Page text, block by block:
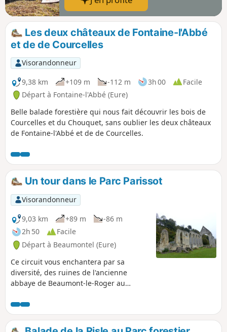
Les deux châteaux de Fontaine-l'Abbé
et de de Courcelles
Visorandonneur
9,38 km
+109 m -112 m 3h 00
Facile
Départ à Fontaine-l'Abbé (Eure)
Belle balade forestière qui nous fait découvrir les bois de
Courcelles et du Chouquet, sans oublier les deux châteaux
de Fontaine-l'Abbé et de de Courcelles.
Un tour dans le Parc Parissot
Visorandonneur
9,03 km
+89 m
-86 m
2h 50
Facile
Départ à Beaumontel (Eure)
Ce circuit vous enchantera par sa
diversité, des ruines de l'ancienne
abbaye de Beaumont-le-Roger au
Parissot du nom de son donateur et aux
superbes vues sur la vallée de la Risle,
un parcours ressourçant.